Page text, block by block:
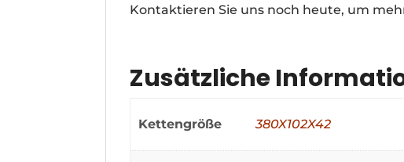
Kontaktieren Sie uns noch heute, um
Zusätzliche
Kettengröße 380X102X42